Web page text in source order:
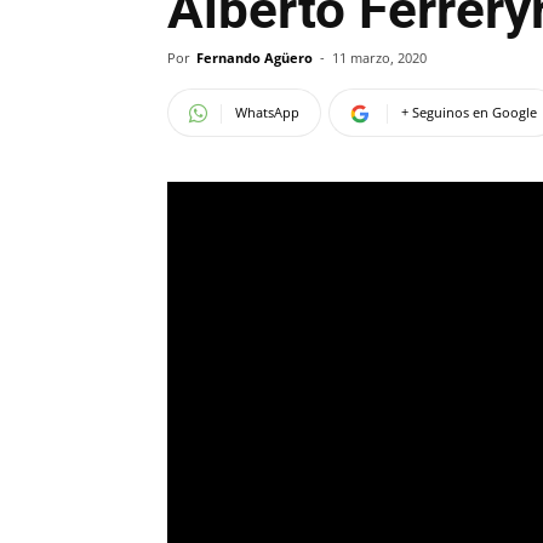
Por Fernando Agüero - 11 marzo, 2020
WhatsApp + Seguinos en Google